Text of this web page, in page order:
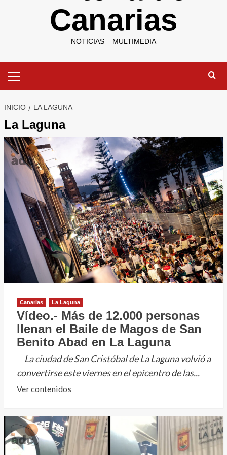
Canarias
NOTICIAS – MULTIMEDIA
primario
INICIO LA LAGUNA
La Laguna
Canarias La Laguna
Vídeo.- Más de 12.000 personas
llenan el Baile de Magos de San
Benito Abad en La Laguna
La ciudad de San Cristóbal de La Laguna volvió a
convertirse este viernes en el epicentro de las...
Ver contenidosLeer
sobre
Vídeo.-
Más